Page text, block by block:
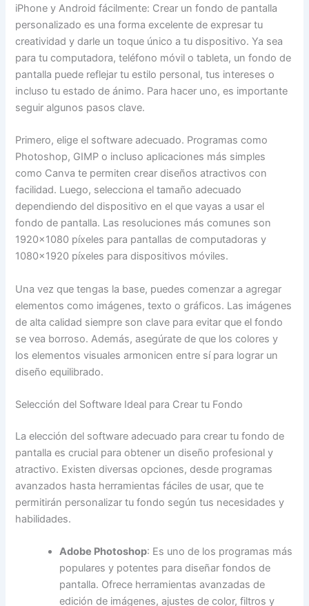
iPhone y Android fácilmente: Crear un fondo de pantalla
personalizado es una forma excelente de expresar tu
creatividad y darle un toque único a tu dispositivo. Ya sea
para tu computadora, teléfono móvil o tableta, un fondo de
pantalla puede reflejar tu estilo personal, tus intereses o
incluso tu estado de ánimo. Para hacer uno, es importante
seguir algunos pasos clave.
Primero, elige el software adecuado. Programas como
Photoshop, GIMP o incluso aplicaciones más simples
como Canva te permiten crear diseños atractivos con
facilidad. Luego, selecciona el tamaño adecuado
dependiendo del dispositivo en el que vayas a usar el
fondo de pantalla. Las resoluciones más comunes son
1920×1080 píxeles para pantallas de computadoras y
1080×1920 píxeles para dispositivos móviles.
Una vez que tengas la base, puedes comenzar a agregar
elementos como imágenes, texto o gráficos. Las imágenes
de alta calidad siempre son clave para evitar que el fondo
se vea borroso. Además, asegúrate de que los colores y
los elementos visuales armonicen entre sí para lograr un
diseño equilibrado.
Selección del Software Ideal para Crear tu Fondo
La elección del software adecuado para crear tu fondo de
pantalla es crucial para obtener un diseño profesional y
atractivo. Existen diversas opciones, desde programas
avanzados hasta herramientas fáciles de usar, que te
permitirán personalizar tu fondo según tus necesidades y
habilidades.
Adobe Photoshop: Es uno de los programas más
populares y potentes para diseñar fondos de
pantalla. Ofrece herramientas avanzadas de
edición de imágenes, ajustes de color, filtros y